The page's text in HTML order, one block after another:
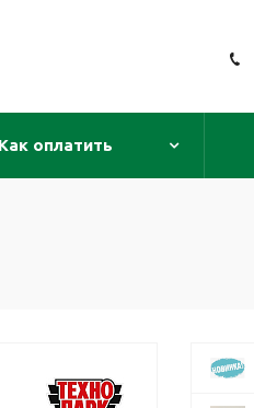
Как оплатить